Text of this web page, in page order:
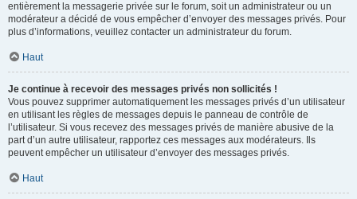
entièrement la messagerie privée sur le forum, soit un administrateur ou un
modérateur a décidé de vous empêcher d’envoyer des messages privés. Pour
plus d’informations, veuillez contacter un administrateur du forum.
Haut
Je continue à recevoir des messages privés non sollicités !
Vous pouvez supprimer automatiquement les messages privés d’un utilisateur
en utilisant les règles de messages depuis le panneau de contrôle de
l’utilisateur. Si vous recevez des messages privés de manière abusive de la
part d’un autre utilisateur, rapportez ces messages aux modérateurs. Ils
peuvent empêcher un utilisateur d’envoyer des messages privés.
Haut